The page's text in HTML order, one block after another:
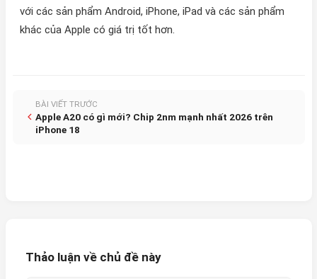
với các sản phẩm Android, iPhone, iPad và các sản phẩm
khác của Apple có giá trị tốt hơn.
BÀI VIẾT TRƯỚC
Apple A20 có gì mới? Chip 2nm mạnh nhất 2026 trên
iPhone 18
Thảo luận về chủ đề này